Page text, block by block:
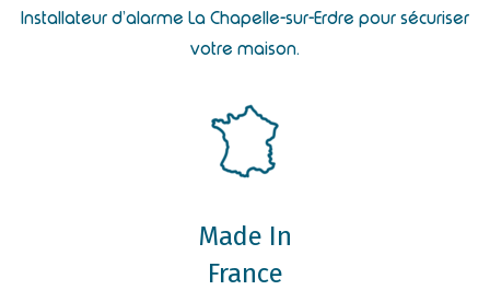
Installateur d’alarme La Chapelle-sur-Erdre pour sécuriser
votre maison.
Made In
France